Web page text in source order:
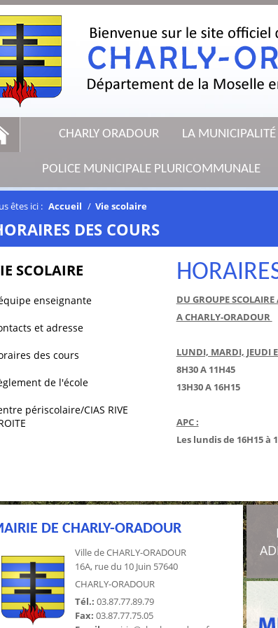
CHARLY ORADOUR LA MUNICIPALITÉ
POLICE MUNICIPALE PLURICOMMUNALE
êtes ici : Accueil / Vie scolaire
DES COURS
SCOLAIRE
enseignante
et adresse
des cours
de l'école
périscolaire/CIAS RIVE
DU GROUPE SCOLAIRE
A CHARLY-ORADOUR
LUNDI, MARDI, JEUDI
8H30 A 11H45
13H30 A 16H15
APC :
Les lundis de 16H15 à
DE CHARLY-ORADOUR
Ville de CHARLY-ORADOUR
16A, rue du 10 Juin 57640
CHARLY-ORADOUR
Tél.: 03.87.77.89.79
Fax: 03.87.77.75.05